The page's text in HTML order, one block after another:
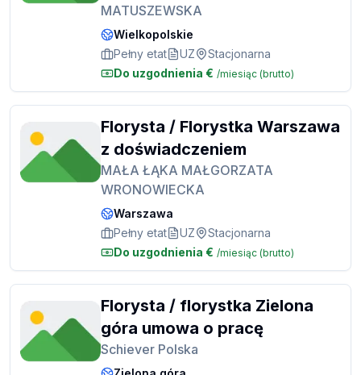
MATUSZEWSKA
Wielkopolskie
Pełny etat
UZ
Stacjonarna
Do uzgodnienia € /miesiąc (brutto)
Florysta / Florystka Warszawa
z doświadczeniem
MAŁA ŁĄKA MAŁGORZATA
WRONOWIECKA
Warszawa
Pełny etat
UZ
Stacjonarna
Do uzgodnienia € /miesiąc (brutto)
Florysta / florystka Zielona
góra umowa o pracę
Schiever Polska